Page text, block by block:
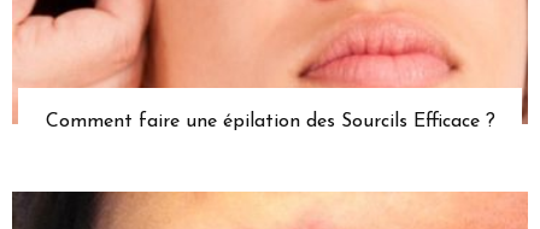
Comment faire une épilation des Sourcils Efficace ?